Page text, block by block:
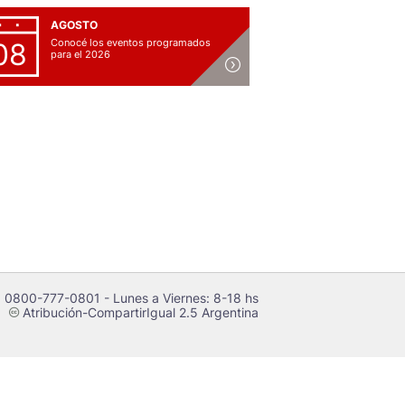
AGOSTO
Conocé los eventos programados
para el 2026
0800-777-0801 - Lunes a Viernes: 8-18 hs
cAtribución-CompartirIgual 2.5 Argentina